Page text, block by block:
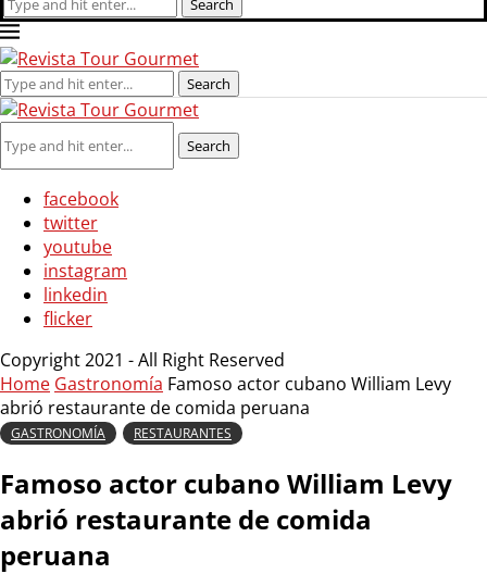
Search
facebook
twitter
youtube
instagram
linkedin
flicker
Copyright 2021 - All Right Reserved
Home Gastronomía Famoso actor cubano William Levy
abrió restaurante de comida peruana
GASTRONOMÍA RESTAURANTES
Famoso actor cubano William Levy
abrió restaurante de comida
peruana